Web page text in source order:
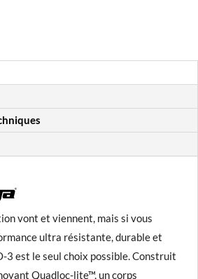
vont et viennent, mais si vous
ultra résistante, durable et
3 est le seul choix possible. Construit
Quadloc-lite™, un corps